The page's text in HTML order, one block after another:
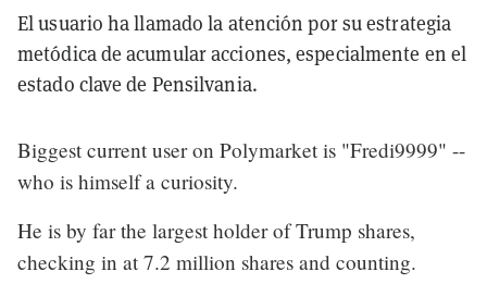
El usuario ha llamado la atención por su estrategia
metódica de acumular acciones, especialmente en el
estado clave de Pensilvania.
Biggest current user on Polymarket is "Fredi9999" --
who is himself a curiosity.
He is by far the largest holder of Trump shares,
checking in at 7.2 million shares and counting.